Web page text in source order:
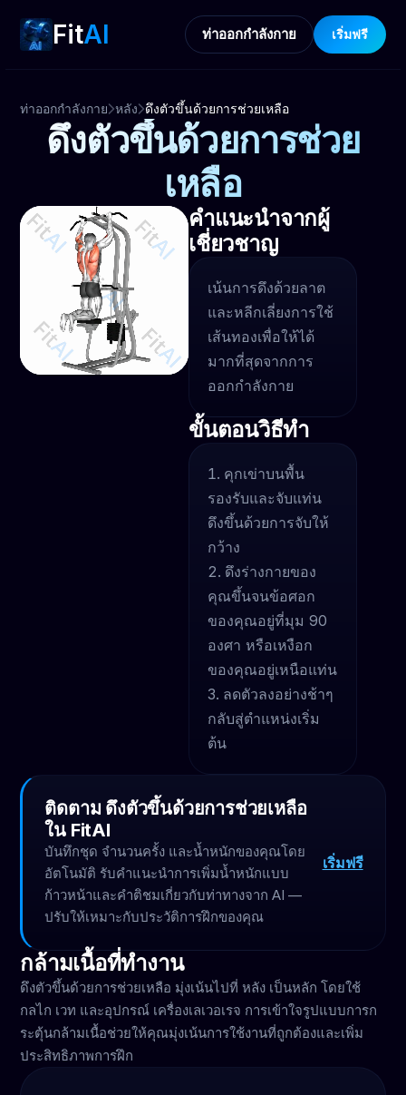
FitAI ท่าออกกำลังกาย เริ่มฟรี
ท่าออกกำลังกาย หลัง ดึงตัวขึ้นด้วยการช่วยเหลือ
ดึงตัวขึ้นด้วยการช่วย
เหลือ
คำแนะนำจากผู้
เชี่ยวชาญ
เน้นการดึงด้วยลาต
และหลีกเลี่ยงการใช้
เส้นทองเพื่อให้ได้
มากที่สุดจากการ
ออกกำลังกาย
ขั้นตอนวิธีทำ
คุกเข่าบนพื้น
รองรับและจับแท่น
ดึงขึ้นด้วยการจับให้
กว้าง
ดึงร่างกายของ
คุณขึ้นจนข้อศอก
ของคุณอยู่ที่มุม 90
องศา หรือเหงือก
ของคุณอยู่เหนือแท่น
ลดตัวลงอย่างช้าๆ
กลับสู่ตำแหน่งเริ่ม
ต้น
ติดตาม ดึงตัวขึ้นด้วยการช่วยเหลือ
ใน FitAI
บันทึกชุด จำนวนครั้ง และน้ำหนักของคุณโดย
อัตโนมัติ รับคำแนะนำการเพิ่มน้ำหนักแบบ
ก้าวหน้าและคำติชมเกี่ยวกับท่าทางจาก AI —
ปรับให้เหมาะกับประวัติการฝึกของคุณ
เริ่มฟรี
กล้ามเนื้อที่ทำงาน
ดึงตัวขึ้นด้วยการช่วยเหลือ มุ่งเน้นไปที่ หลัง เป็นหลัก โดยใช้
กลไก เวท และอุปกรณ์ เครื่องเลเวอเรจ การเข้าใจรูปแบบการก
ระตุ้นกล้ามเนื้อช่วยให้คุณมุ่งเน้นการใช้งานที่ถูกต้องและเพิ่ม
ประสิทธิภาพการฝึก